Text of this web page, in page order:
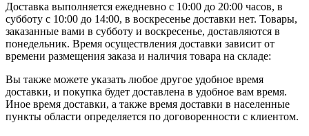
Доставка выполняется ежедневно с 10:00 до 20:00 часов, в
субботу с 10:00 до 14:00, в воскресенье доставки нет. Товары,
заказанные вами в субботу и воскресенье, доставляются в
понедельник. Время осуществления доставки зависит от
времени размещения заказа и наличия товара на складе:
Вы также можете указать любое другое удобное время
доставки, и покупка будет доставлена в удобное вам время.
Иное время доставки, а также время доставки в населенные
пункты области определяется по договоренности с клиентом.